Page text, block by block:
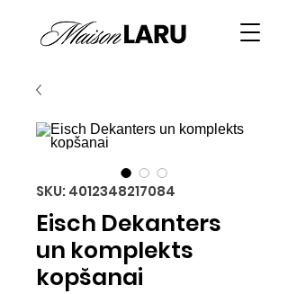
SKU: 4012348217084
Eisch Dekanters
un komplekts
kopšanai